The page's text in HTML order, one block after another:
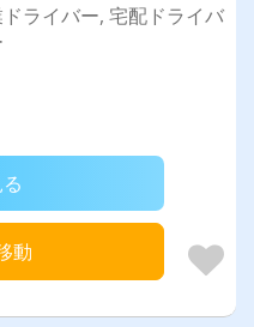
ライバー, 宅配ドライバ
動